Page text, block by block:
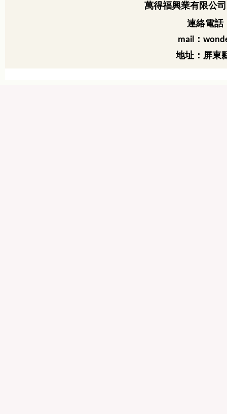
萬得福興業有限公司
連絡電
mail ：
地址：屏東